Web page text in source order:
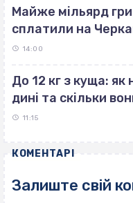
Майже мільярд
сплатили на
14:00
До 12 кг з куща:
дині та скільки
11:15
КОМЕНТАРІ
Залиште свій